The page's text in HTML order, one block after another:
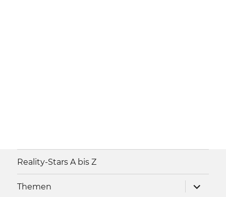
Reality-Stars A bis Z
Themen
anzeigen